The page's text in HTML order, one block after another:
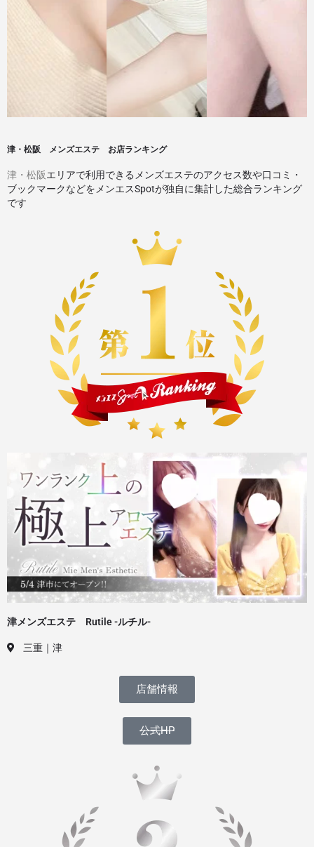
津・松阪 メンズエステ お店ランキング
津・松阪エリアで利用できるメンズエステのアクセス数や口コミ・
ブックマークなどをメンエスSpotが独自に集計した総合ランキング
です
津メンズエステ Rutile -ルチル-
三重｜津
店舗情報
公式HP